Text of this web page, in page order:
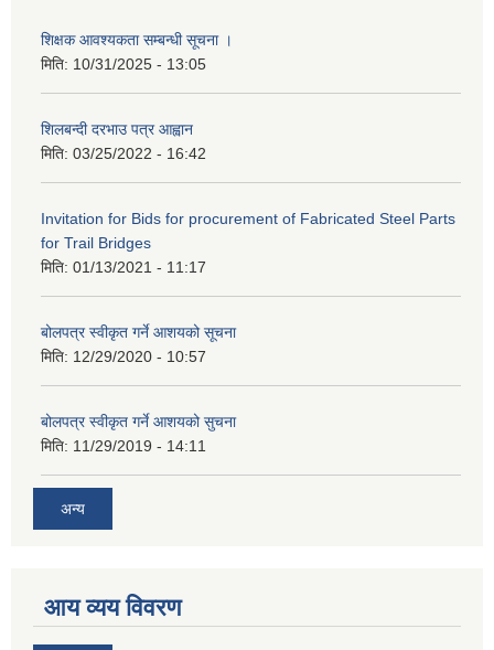
शिक्षक आवश्यकता सम्बन्धी सूचना ।
मिति: 10/31/2025 - 13:05
शिलबन्दी दरभाउ पत्र आह्वान
मिति: 03/25/2022 - 16:42
Invitation for Bids for procurement of Fabricated Steel Parts
for Trail Bridges
मिति: 01/13/2021 - 11:17
बोलपत्र स्वीकृत गर्ने आशयको सूचना
मिति: 12/29/2020 - 10:57
बोलपत्र स्वीकृत गर्ने आशयको सुचना
मिति: 11/29/2019 - 14:11
अन्य
आय व्यय विवरण